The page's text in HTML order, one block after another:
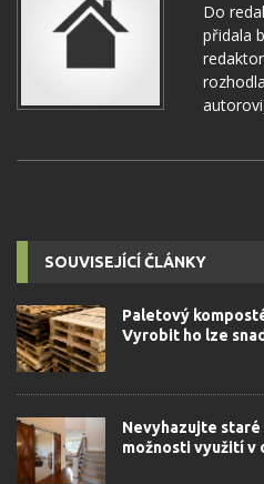
Do
přidala
SOUVISEJÍCÍ ČLÁNKY
Paletový
Vyrobit ho lze
Nevyhazujte
možnosti využití v